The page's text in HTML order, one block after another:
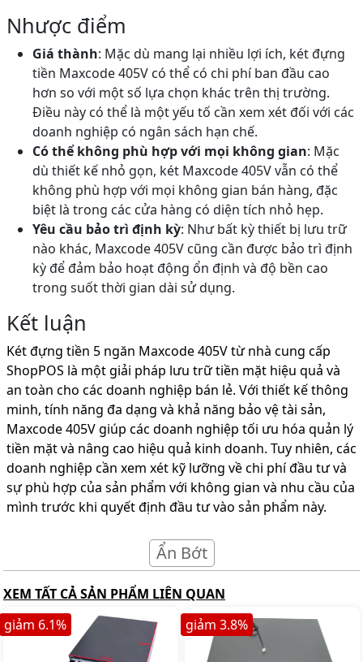
Nhược điểm
Giá thành: Mặc dù mang lại nhiều lợi ích, két đựng
tiền Maxcode 405V có thể có chi phí ban đầu cao
hơn so với một số lựa chọn khác trên thị trường.
Điều này có thể là một yếu tố cần xem xét đối với các
doanh nghiệp có ngân sách hạn chế.
Có thể không phù hợp với mọi không gian: Mặc
dù thiết kế nhỏ gọn, két Maxcode 405V vẫn có thể
không phù hợp với mọi không gian bán hàng, đặc
biệt là trong các cửa hàng có diện tích nhỏ hẹp.
Yêu cầu bảo trì định kỳ: Như bất kỳ thiết bị lưu trữ
nào khác, Maxcode 405V cũng cần được bảo trì định
kỳ để đảm bảo hoạt động ổn định và độ bền cao
trong suốt thời gian dài sử dụng.
Kết luận
Két đựng tiền 5 ngăn Maxcode 405V từ nhà cung cấp
ShopPOS là một giải pháp lưu trữ tiền mặt hiệu quả và
an toàn cho các doanh nghiệp bán lẻ. Với thiết kế thông
minh, tính năng đa dạng và khả năng bảo vệ tài sản,
Maxcode 405V giúp các doanh nghiệp tối ưu hóa quản lý
tiền mặt và nâng cao hiệu quả kinh doanh. Tuy nhiên, các
doanh nghiệp cần xem xét kỹ lưỡng về chi phí đầu tư và
sự phù hợp của sản phẩm với không gian và nhu cầu của
mình trước khi quyết định đầu tư vào sản phẩm này.
Ẩn Bớt
XEM TẤT CẢ SẢN PHẨM LIÊN QUAN
giảm 6.1% giảm 3.8%